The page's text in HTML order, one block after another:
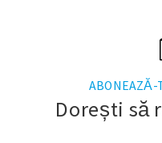
ABONEAZĂ-
Dorești să